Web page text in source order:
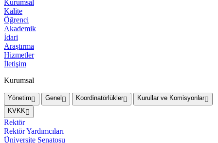
Kurumsal
Kalite
Öğrenci
Akademik
İdari
Araştırma
Hizmetler
İletişim
Kurumsal
Yönetim Genel Koordinatörlükler
Kurullar ve Komisyonlar
KVKK
Rektör
Rektör Yardımcıları
Üniversite Senatosu